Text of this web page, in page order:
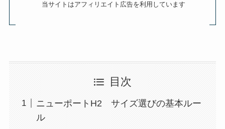
当サイトはアフィリエイト広告を利用しています
目次
ニューポートH2 サイズ選びの基本ルー
ル